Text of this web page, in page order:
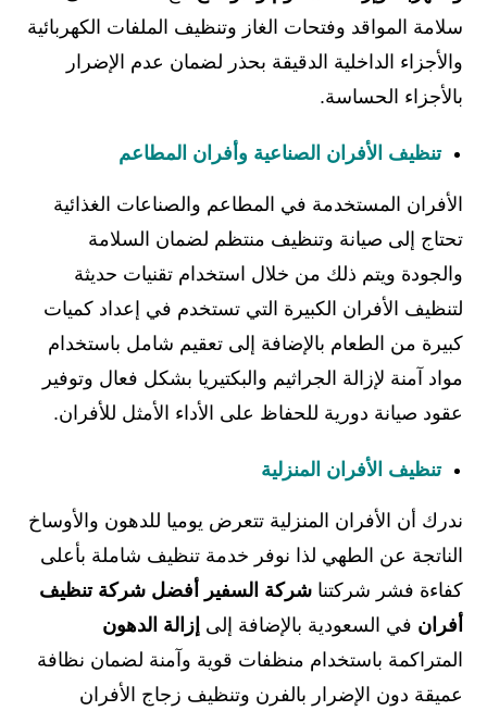
سلامة المواقد وفتحات الغاز وتنظيف الملفات الكهربائية
والأجزاء الداخلية الدقيقة بحذر لضمان عدم الإضرار
بالأجزاء الحساسة.
تنظيف الأفران الصناعية وأفران المطاعم
الأفران المستخدمة في المطاعم والصناعات الغذائية
تحتاج إلى صيانة وتنظيف منتظم لضمان السلامة
والجودة ويتم ذلك من خلال استخدام تقنيات حديثة
لتنظيف الأفران الكبيرة التي تستخدم في إعداد كميات
كبيرة من الطعام بالإضافة إلى تعقيم شامل باستخدام
مواد آمنة لإزالة الجراثيم والبكتيريا بشكل فعال وتوفير
عقود صيانة دورية للحفاظ على الأداء الأمثل للأفران.
تنظيف الأفران المنزلية
ندرك أن الأفران المنزلية تتعرض يوميا للدهون والأوساخ
الناتجة عن الطهي لذا نوفر خدمة تنظيف شاملة بأعلى
كفاءة فشر شركتناشركة السفير أفضل شركة تنظيف
أفران في السعودية بالإضافة إلى إزالة الدهون
المتراكمة باستخدام منظفات قوية وآمنة لضمان نظافة
عميقة دون الإضرار بالفرن وتنظيف زجاج الأفران